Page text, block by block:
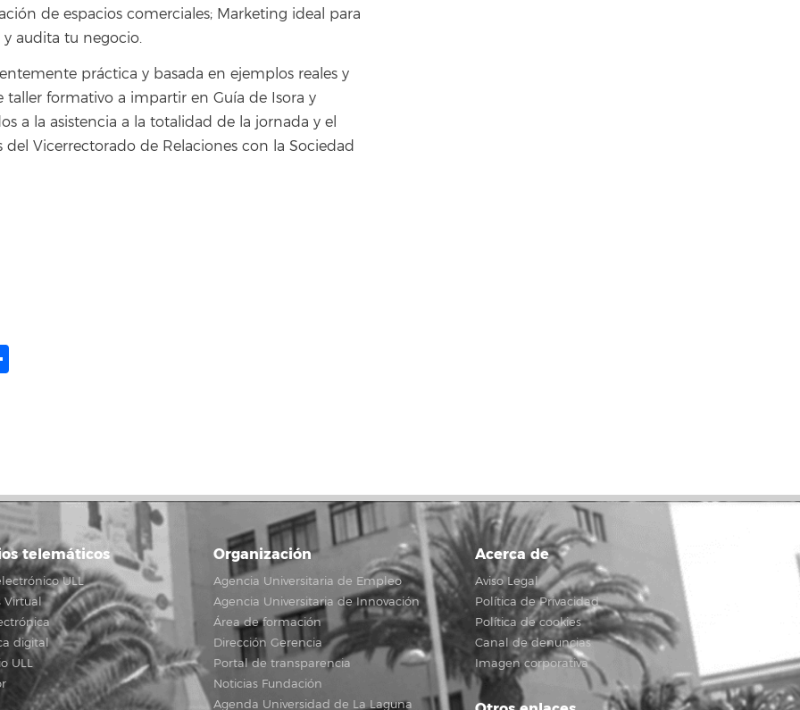
de espacios comerciales; Marketing ideal para
audita tu negocio.
práctica y basada en ejemplos reales y
taller formativo a impartir en Guía de Isora y
a la asistencia a la totalidad de la jornada y el
del Vicerrectorado de Relaciones con la Sociedad
telemáticos
ULL
Virtual
digital
ULL
Organización
Agencia Universitaria de Empleo
Agencia Universitaria de Innovación
Área de formación
Dirección Gerencia
Portal de transparencia
Noticias Fundación
Agenda Universidad de La Laguna
Acerca de
Aviso Legal
Política de Privacidad
Política de cookies
Canal de denuncias
Imagen corporativa